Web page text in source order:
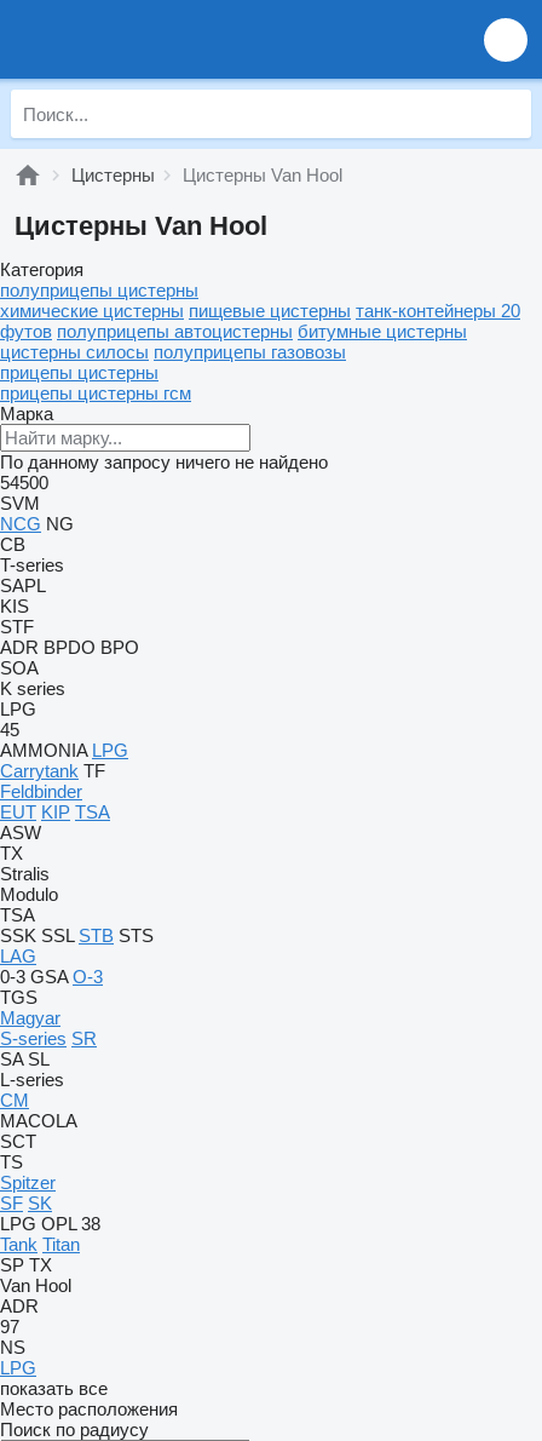
Цистерны Цистерны Van Hool
Цистерны Van Hool
Категория
полуприцепы цистерны
химические цистерны пищевые цистерны танк-контейнеры 20
футов полуприцепы автоцистерны битумные цистерны
цистерны силосы полуприцепы газовозы
прицепы цистерны
прицепы цистерны гсм
Марка
По данному запросу ничего не найдено
54500
SVM
NCG NG
CB
T-series
SAPL
KIS
STF
ADR BPDO BPO
SOA
K series
LPG
45
AMMONIA LPG
Carrytank TF
Feldbinder
EUT KIP TSA
ASW
TX
Stralis
Modulo
TSA
SSK SSL STB STS
LAG
0-3 GSA O-3
TGS
Magyar
S-series SR
SA SL
L-series
CM
MACOLA
SCT
TS
Spitzer
SF SK
LPG OPL 38
Tank Titan
SP TX
Van Hool
ADR
97
NS
LPG
показать все
Место расположения
Поиск по радиусу